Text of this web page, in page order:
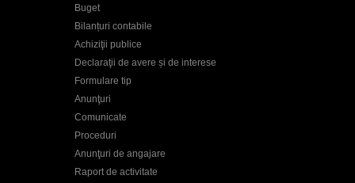
Buget
Bilanțuri contabile
Achiziţii publice
Declaraţii de avere și de interese
Formulare tip
Anunţuri
Comunicate
Proceduri
Anunţuri de angajare
Raport de activitate